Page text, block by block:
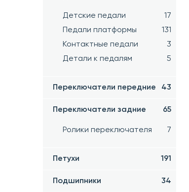
Детские педали
17
Педали платформы
131
Контактные педали
3
Детали к педалям
5
Переключатели передние 43
Переключатели задние 65
Ролики переключателя 7
Петухи 191
Подшипники 34